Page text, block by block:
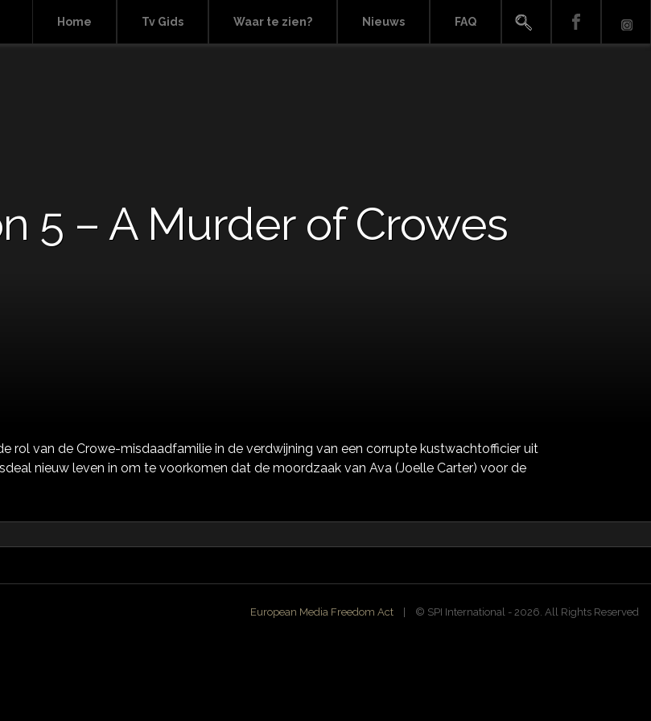
Home Tv Gids Waar te zien? Nieuws FAQ
5 – A Murder of Crowes
rol van de Crowe-misdaadfamilie in de verdwijning van een corrupte kustwachtofficier uit
nieuw leven in om te voorkomen dat de moordzaak van Ava (Joelle Carter) voor de
European Media Freedom Act | ©️ SPI International - 2026. All Rights Reserved